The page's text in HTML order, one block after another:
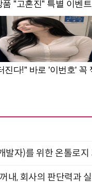
발자)를 위한 온톨로
내, 회사의 판단력과